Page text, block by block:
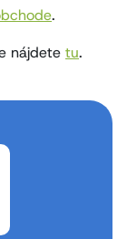
.
nájdete tu.